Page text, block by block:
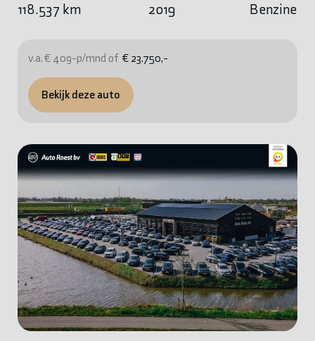
118.537 km 2019 Benzine
v.a. € 409-p/mnd of € 23.750,-
Bekijk deze auto